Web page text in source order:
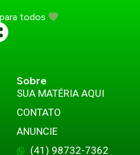
todos
Sobre
SUA MATÉRIA AQUI
CONTATO
ANUNCIE
(41) 98732-7362